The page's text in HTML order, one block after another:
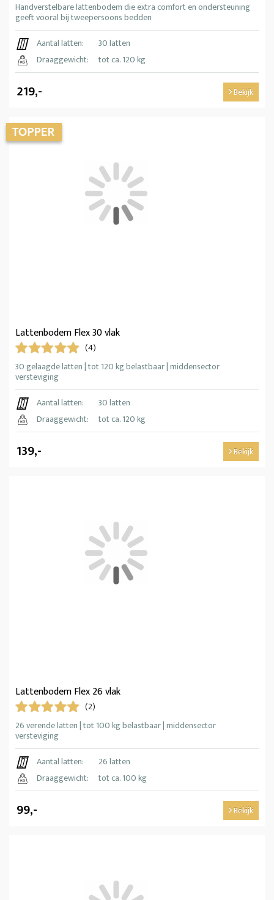
Handverstelbare lattenbodem die extra comfort en ondersteuning
geeft vooral bij tweepersoons bedden
Aantal latten:
30 latten
Draaggewicht:
tot ca. 120 kg
219,- Bekijk
Lattenbodem Flex 30 vlak
(4)
30 gelaagde latten | tot 120 kg belastbaar | middensector
versteviging
Aantal latten:
30 latten
Draaggewicht:
tot ca. 120 kg
139,- Bekijk
Lattenbodem Flex 26 vlak
(2)
26 verende latten | tot 100 kg belastbaar | middensector
versteviging
Aantal latten:
26 latten
Draaggewicht:
tot ca. 100 kg
99,- Bekijk